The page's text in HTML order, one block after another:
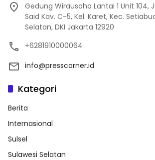
Gedung Wirausaha Lantai 1 Unit 104,
Said Kav. C-5, Kel. Karet, Kec.
Selatan, DKI Jakarta 12920
+6281910000064
info@presscorner.id
Kategori
Berita
Internasional
Sulsel
Sulawesi Selatan